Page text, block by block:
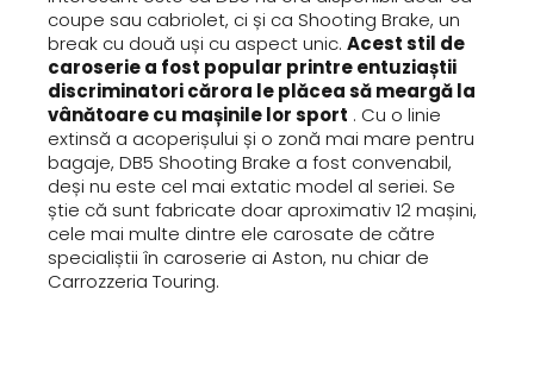
coupe sau cabriolet, ci și ca Shooting Brake, un
break cu două uși cu aspect unic. Acest stil de
caroserie a fost popular printre entuziaștii
discriminatori cărora le plăcea să meargă la
vânătoare cu mașinile lor sport . Cu o linie
extinsă a acoperișului și o zonă mai mare pentru
bagaje, DB5 Shooting Brake a fost convenabil,
deși nu este cel mai extatic model al seriei. Se
știe că sunt fabricate doar aproximativ 12 mașini,
cele mai multe dintre ele carosate de către
specialiștii în caroserie ai Aston, nu chiar de
Carrozzeria Touring.